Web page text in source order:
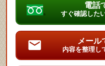
電話
すぐ確認した
メール
内容を整理し